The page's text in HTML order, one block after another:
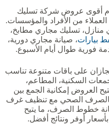
أقوى عروض شركة تسليك
من الأفراد والمؤسسات.
تسليك مجاري مطابخ،
بيارات، صيانة مجاري دورية،
فورية طوال أيام الأسبوع.
على باقات متنوعة تناسب
السكنية، المطاعم،
العروض إمكانية الجمع بين
الصحي مع تنظيف غرف
خطوط الصرف، ما يتيح
أوفر ونتائج أفضل.